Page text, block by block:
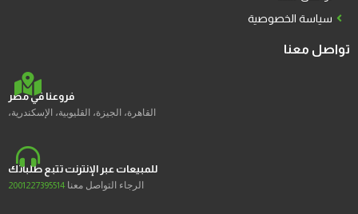
سياسة الخصوصية
تواصل معنا
فروعنا في مصر
القاهرة، الجيزة، القليوبية، الإسكندرية،
للمبيعات عبر الإنترنت تتبع طلباتك
الرجاء التواصل معنا 2001227395514